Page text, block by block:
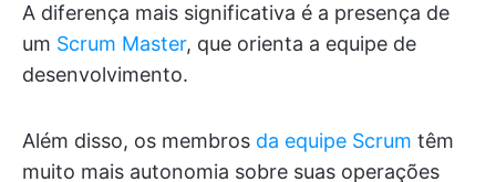
A diferença mais significativa é a presença de
um Scrum Master, que orienta a equipe de
desenvolvimento.
Além disso, os membros da equipe Scrum têm
muito mais autonomia sobre suas operações